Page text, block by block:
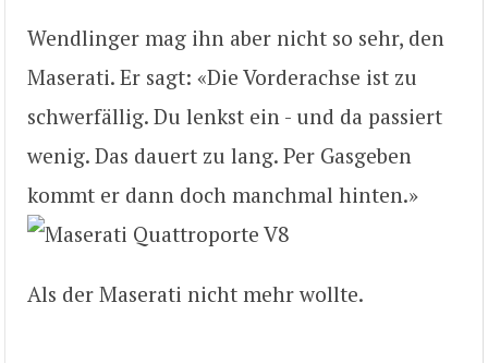
Wendlinger mag ihn aber nicht so sehr, den
Maserati. Er sagt: «Die Vorderachse ist zu
schwerfällig. Du lenkst ein - und da passiert
wenig. Das dauert zu lang. Per Gasgeben
kommt er dann doch manchmal hinten.»
Als der Maserati nicht mehr wollte.